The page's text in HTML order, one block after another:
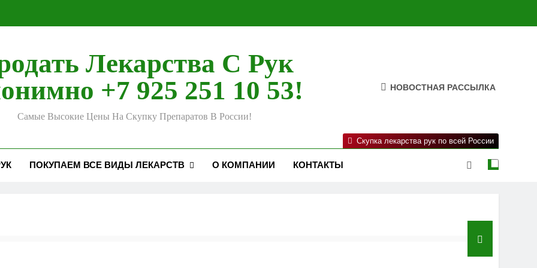
Лекарства С Рук
+7 925 251 10 53!
Самые Высокие Цены На Скупку Препаратов В России!
НОВОСТНАЯ РАССЫЛКА
ПОКУПАЕМ ВСЕ ВИДЫ ЛЕКАРСТВ О КОМПАНИИ КОНТАКТЫ
Скупка лекарства рук по всей России